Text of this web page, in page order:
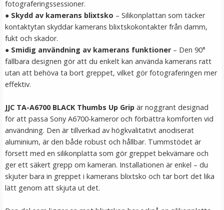
149 kr
JJC Skärmskydd för Fujifilm X-T200/ X-A7 optiskt glas
9H
fotograferingssessioner.
● Skydd av kamerans blixtsko – Silikonplattan som täcker
kontaktytan skyddar kamerans blixtskokontakter från damm,
fukt och skador.
● Smidig användning av kamerans funktioner – Den 90°
fällbara designen gör att du enkelt kan använda kamerans ratt
utan att behöva ta bort greppet, vilket gör fotograferingen mer
effektiv.
JJC TA-A6700 BLACK Thumbs Up Grip är noggrant designad
för att passa Sony A6700-kameror och förbättra komforten vid
användning. Den är tillverkad av högkvalitativt anodiserat
aluminium, är den både robust och hållbar. Tummstödet är
försett med en silikonplatta som gör greppet bekvämare och
ger ett säkert grepp om kameran. Installationen är enkel – du
skjuter bara in greppet i kamerans blixtsko och tar bort det lika
lätt genom att skjuta ut det.